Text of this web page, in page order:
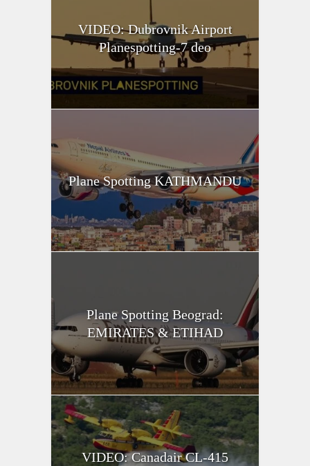
VIDEO: Dubrovnik Airport
Planespotting-7 deo
Plane Spotting KATHMANDU
Plane Spotting Beograd:
EMIRATES & ETIHAD
VIDEO: Canadair CL-415